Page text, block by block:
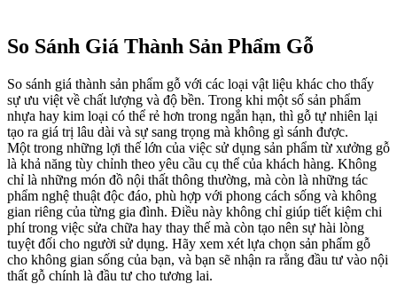
So Sánh Giá Thành Sản Phẩm Gỗ
So sánh giá thành sản phẩm gỗ với các loại vật liệu khác cho thấy
sự ưu việt về chất lượng và độ bền. Trong khi một số sản phẩm
nhựa hay kim loại có thể rẻ hơn trong ngắn hạn, thì gỗ tự nhiên lại
tạo ra giá trị lâu dài và sự sang trọng mà không gì sánh được.
Một trong những lợi thế lớn của việc sử dụng sản phẩm từ xưởng gỗ
là khả năng tùy chỉnh theo yêu cầu cụ thể của khách hàng. Không
chỉ là những món đồ nội thất thông thường, mà còn là những tác
phẩm nghệ thuật độc đáo, phù hợp với phong cách sống và không
gian riêng của từng gia đình. Điều này không chỉ giúp tiết kiệm chi
phí trong việc sửa chữa hay thay thế mà còn tạo nên sự hài lòng
tuyệt đối cho người sử dụng. Hãy xem xét lựa chọn sản phẩm gỗ
cho không gian sống của bạn, và bạn sẽ nhận ra rằng đầu tư vào nội
thất gỗ chính là đầu tư cho tương lai.